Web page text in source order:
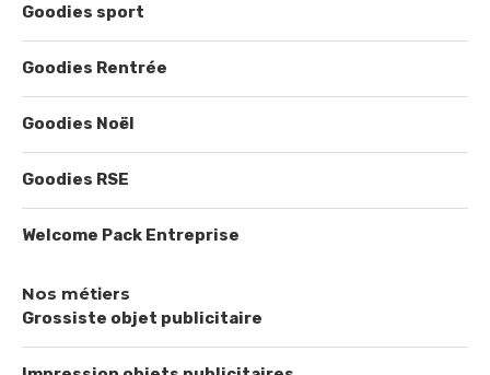
Goodies sport
Goodies Rentrée
Goodies Noël
Goodies RSE
Welcome Pack Entreprise
Nos métiers
Grossiste objet publicitaire